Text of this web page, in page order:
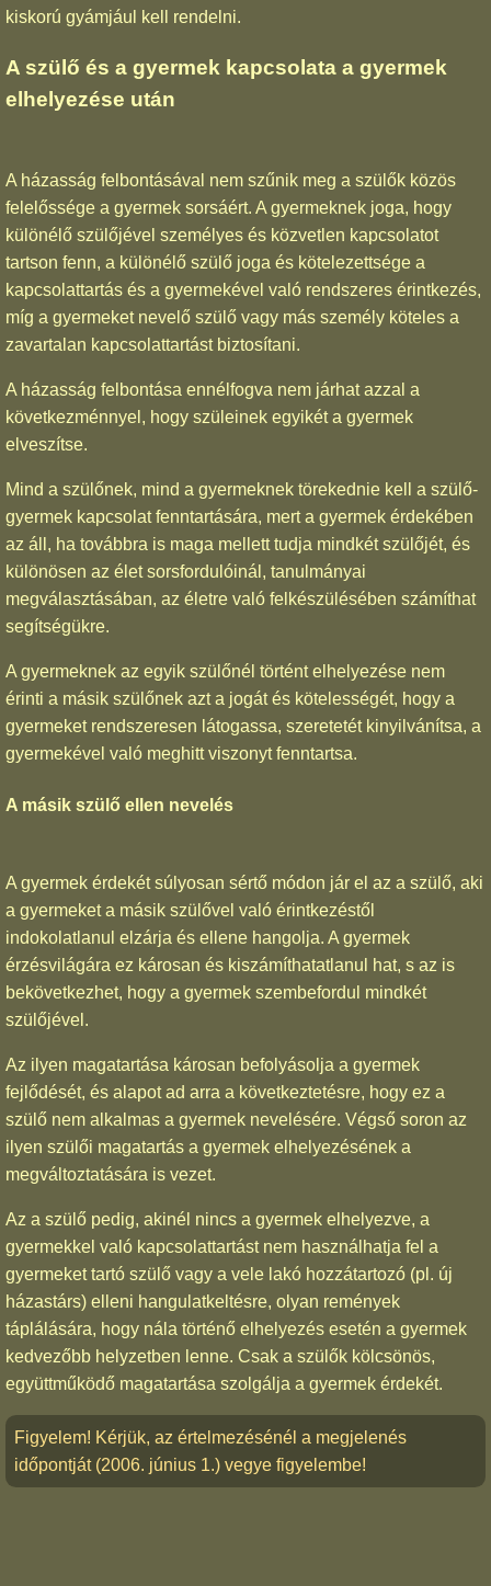
kiskorú gyámjául kell rendelni.
A szülő és a gyermek kapcsolata a gyermek
elhelyezése után
A házasság felbontásával nem szűnik meg a szülők közös
felelőssége a gyermek sorsáért. A gyermeknek joga, hogy
különélő szülőjével személyes és közvetlen kapcsolatot
tartson fenn, a különélő szülő joga és kötelezettsége a
kapcsolattartás és a gyermekével való rendszeres érintkezés,
míg a gyermeket nevelő szülő vagy más személy köteles a
zavartalan kapcsolattartást biztosítani.
A házasság felbontása ennélfogva nem járhat azzal a
következménnyel, hogy szüleinek egyikét a gyermek
elveszítse.
Mind a szülőnek, mind a gyermeknek törekednie kell a szülő-
gyermek kapcsolat fenntartására, mert a gyermek érdekében
az áll, ha továbbra is maga mellett tudja mindkét szülőjét, és
különösen az élet sorsfordulóinál, tanulmányai
megválasztásában, az életre való felkészülésében számíthat
segítségükre.
A gyermeknek az egyik szülőnél történt elhelyezése nem
érinti a másik szülőnek azt a jogát és kötelességét, hogy a
gyermeket rendszeresen látogassa, szeretetét kinyilvánítsa, a
gyermekével való meghitt viszonyt fenntartsa.
A másik szülő ellen nevelés
A gyermek érdekét súlyosan sértő módon jár el az a szülő, aki
a gyermeket a másik szülővel való érintkezéstől
indokolatlanul elzárja és ellene hangolja. A gyermek
érzésvilágára ez károsan és kiszámíthatatlanul hat, s az is
bekövetkezhet, hogy a gyermek szembefordul mindkét
szülőjével.
Az ilyen magatartása károsan befolyásolja a gyermek
fejlődését, és alapot ad arra a következtetésre, hogy ez a
szülő nem alkalmas a gyermek nevelésére. Végső soron az
ilyen szülői magatartás a gyermek elhelyezésének a
megváltoztatására is vezet.
Az a szülő pedig, akinél nincs a gyermek elhelyezve, a
gyermekkel való kapcsolattartást nem használhatja fel a
gyermeket tartó szülő vagy a vele lakó hozzátartozó (pl. új
házastárs) elleni hangulatkeltésre, olyan remények
táplálására, hogy nála történő elhelyezés esetén a gyermek
kedvezőbb helyzetben lenne. Csak a szülők kölcsönös,
együttműködő magatartása szolgálja a gyermek érdekét.
Figyelem! Kérjük, az értelmezésénél a megjelenés
időpontját (2006. június 1.) vegye figyelembe!